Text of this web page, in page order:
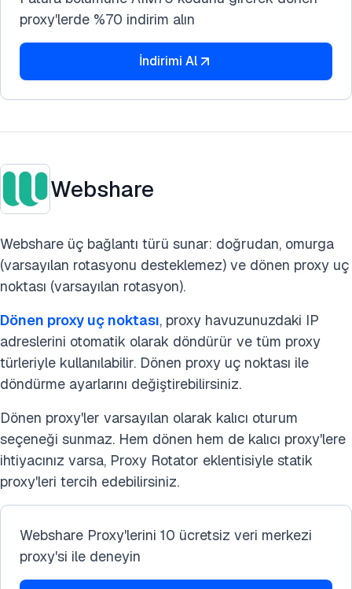
proxy'lerde %70 indirim alın
İndirimi Al
Webshare
Webshare üç bağlantı türü sunar: doğrudan, omurga
(varsayılan rotasyonu desteklemez) ve dönen proxy uç
noktası (varsayılan rotasyon).
Dönen proxy uç noktası, proxy havuzunuzdaki IP
adreslerini otomatik olarak döndürür ve tüm proxy
türleriyle kullanılabilir. Dönen proxy uç noktası ile
döndürme ayarlarını değiştirebilirsiniz.
Dönen proxy'ler varsayılan olarak kalıcı oturum
seçeneği sunmaz. Hem dönen hem de kalıcı proxy'lere
ihtiyacınız varsa, Proxy Rotator eklentisiyle statik
proxy'leri tercih edebilirsiniz.
Webshare Proxy'lerini 10 ücretsiz veri merkezi
proxy'si ile deneyin